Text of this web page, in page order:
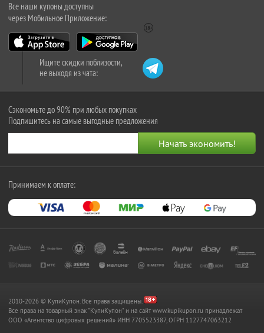
Все наши купоны доступны
через Мобильное Приложение:
Ищите скидки поблизости,
не выходя из чата:
Сэкономьте до 90% при любых покупках
Подпишитесь на самые выгодные предложения
Принимаем к оплате:
2010-2026 © КупиКупон. Все права защищены.
Все права на товарный знак "КупиКупон" и на сайт www.kupikupon.ru принадлежат
OOO «Агентство цифровых решений» ИНН 7705523387, ОГРН 1127747063212